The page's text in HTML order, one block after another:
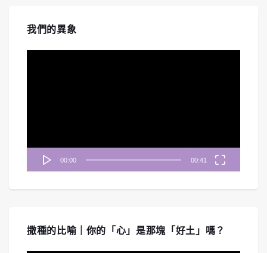
我們的異象
00:00 00:41
撒種的比喻｜你的「心」是那塊「好土」嗎？